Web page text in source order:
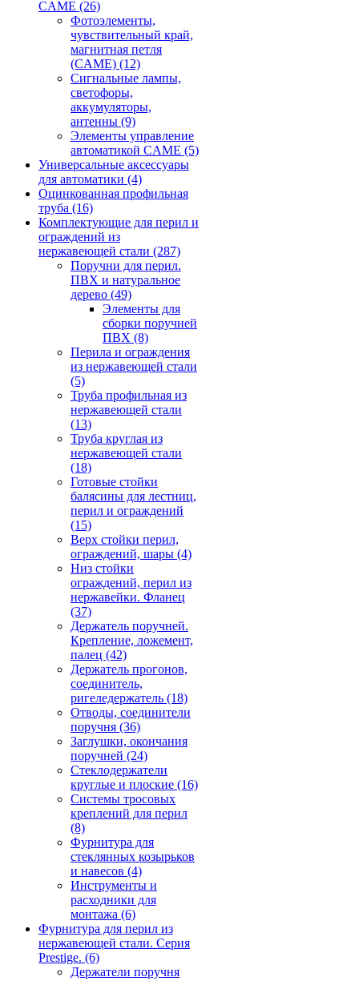
CAME (26)
Фотоэлементы,
чувствительный край,
магнитная петля
(CAME) (12)
Сигнальные лампы,
светофоры,
аккумуляторы,
антенны (9)
Элементы управление
автоматикой CAME (5)
Универсальные аксессуары
для автоматики (4)
Оцинкованная профильная
труба (16)
Комплектующие для перил и
ограждений из
нержавеющей стали (287)
Поручни для перил.
ПВХ и натуральное
дерево (49)
Элементы для
сборки поручней
ПВХ (8)
Перила и ограждения
из нержавеющей стали
(5)
Труба профильная из
нержавеющей стали
(13)
Труба круглая из
нержавеющей стали
(18)
Готовые стойки
балясины для лестниц,
перил и ограждений
(15)
Верх стойки перил,
ограждений, шары (4)
Низ стойки
ограждений, перил из
нержавейки. Фланец
(37)
Держатель поручней.
Крепление, ложемент,
палец (42)
Держатель прогонов,
соединитель,
ригеледержатель (18)
Отводы, соединители
поручня (36)
Заглушки, окончания
поручней (24)
Стеклодержатели
круглые и плоские (16)
Системы тросовых
креплений для перил
(8)
Фурнитура для
стеклянных козырьков
и навесов (4)
Инструменты и
расходники для
монтажа (6)
Фурнитура для перил из
нержавеющей стали. Серия
Prestige. (6)
Держатели поручня